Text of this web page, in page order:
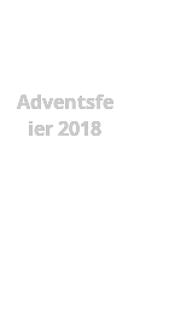
Adventsfe
ier 2018